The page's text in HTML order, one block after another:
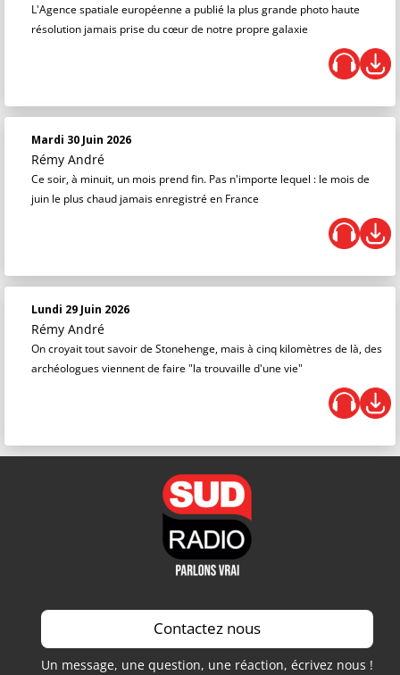
L'Agence spatiale européenne a publié la plus grande photo haute
résolution jamais prise du cœur de notre propre galaxie
Mardi 30 Juin 2026
Rémy André
Ce soir, à minuit, un mois prend fin. Pas n'importe lequel : le mois de
juin le plus chaud jamais enregistré en France
Lundi 29 Juin 2026
Rémy André
On croyait tout savoir de Stonehenge, mais à cinq kilomètres de là, des
archéologues viennent de faire "la trouvaille d'une vie"
Contactez nous
Un message, une question, une réaction, écrivez nous !